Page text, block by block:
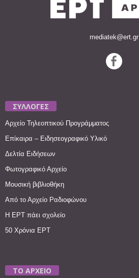
mediatek@ert.gr
ΣΥΛΛΟΓΕΣ
Αρχείο Τηλεοπτικού Προγράμματος
Επίκαιρα – Ειδησεογραφικό Υλικό
Δελτία Ειδήσεων
Φωτογραφικό Αρχείο
Μουσική βιβλιοθήκη
Από το Αρχείο Ραδιοφώνου
Η ΕΡΤ πάει σχολείο
50 Χρόνια ΕΡΤ
ΤΟ ΑΡΧΕΙΟ